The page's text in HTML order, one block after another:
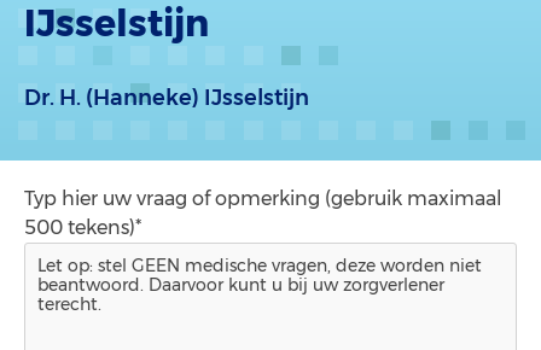
IJsselstijn
Dr. H. (Hanneke) IJsselstijn
Typ hier uw vraag of opmerking (gebruik maximaal
500 tekens)*